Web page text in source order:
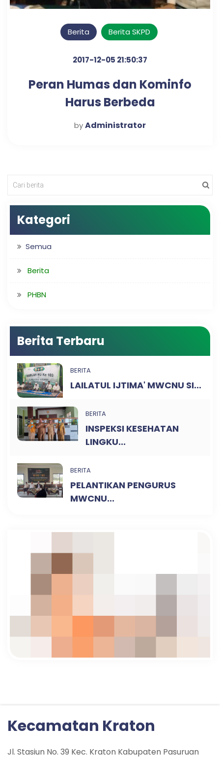
Berita Berita SKPD
2017-12-05 21:50:37
Peran Humas dan Kominfo
Harus Berbeda
byAdministrator
Kategori
Semua
Berita
PHBN
Berita Terbaru
BERITA
LAILATUL IJTIMA' MWCNU SI...
BERITA
INSPEKSI KESEHATAN
LINGKU...
BERITA
PELANTIKAN PENGURUS
MWCNU...
Kecamatan Kraton
Jl. Stasiun No. 39 Kec. Kraton Kabupaten Pasuruan